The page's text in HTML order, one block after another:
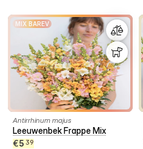
MIX BAREV
Antirrhinum majus
Leeuwenbek Frappe Mix
€5 39